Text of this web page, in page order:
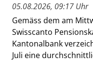
05.08.2026, 09:17 Uhr
Gemäss dem am
Swisscanto
Kantonalbank
Juli eine